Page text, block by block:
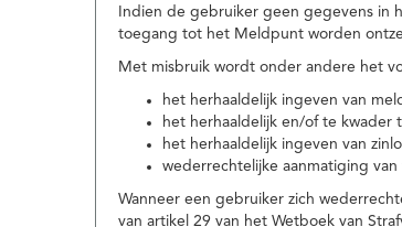
Indien de gebruiker geen gegevens
toegang tot het Meldpunt worden
Met misbruik wordt onder andere het
het herhaaldelijk ingeven van
het herhaaldelijk en/of te kwader
het herhaaldelijk ingeven van
wederrechtelijke aanmatiging
Wanneer een gebruiker zich
van artikel 29 van het Wetboek van